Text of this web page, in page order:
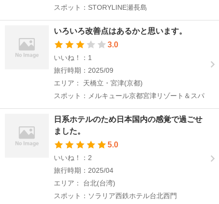
スポット：STORYLINE瀬長島
いろいろ改善点はあるかと思います。
3.0
いいね！：1
旅行時期：2025/09
エリア： 天橋立・宮津(京都)
スポット：メルキュール京都宮津リゾート＆スパ
日系ホテルのため日本国内の感覚で過ごせ
ました。
5.0
いいね！：2
旅行時期：2025/04
エリア： 台北(台湾)
スポット：ソラリア西鉄ホテル台北西門